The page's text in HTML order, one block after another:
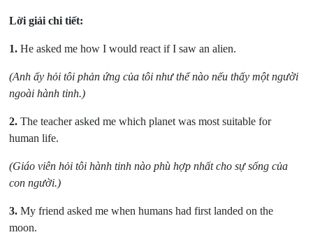
Lời giải chi tiết:
1. He asked me how I would react if I saw an alien.
(Anh ấy hỏi tôi phản ứng của tôi như thể nào nếu thấy một người
ngoài hành tinh.)
2. The teacher asked me which planet was most suitable for
human life.
(Giáo viên hỏi tôi hành tinh nào phù hợp nhất cho sự sống của
con người.)
3. My friend asked me when humans had first landed on the
moon.